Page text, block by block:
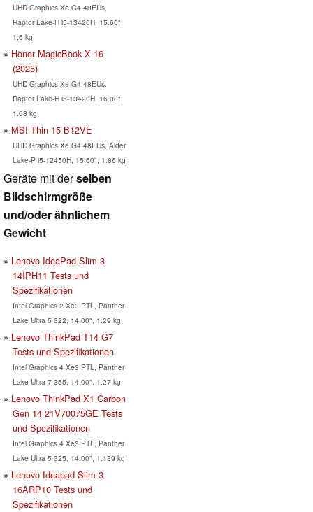
UHD Graphics Xe G4 48EUs,
Raptor Lake-H i5-13420H, 15.60",
1.6 kg
Honor MagicBook X 16
(2025)
UHD Graphics Xe G4 48EUs,
Raptor Lake-H i5-13420H, 16.00",
1.68 kg
MSI Thin 15 B12VE
UHD Graphics Xe G4 48EUs, Alder
Lake-P i5-12450H, 15.60", 1.86 kg
Geräte mit derselben
Bildschirmgröße
und/oder ähnlichem
Gewicht
Lenovo IdeaPad Slim 3
14IPH11 Tests und
Spezifikationen
Intel Graphics 2 Xe3 PTL, Panther
Lake Ultra 5 322, 14.00", 1.29 kg
Lenovo ThinkPad T14 G7
Tests und Spezifikationen
Intel Graphics 4 Xe3 PTL, Panther
Lake Ultra 7 355, 14.00", 1.27 kg
Lenovo ThinkPad X1 Carbon
Gen 14 21V70075GE Tests
und Spezifikationen
Intel Graphics 4 Xe3 PTL, Panther
Lake Ultra 5 325, 14.00", 1.139 kg
Lenovo Ideapad Slim 3
16ARP10 Tests und
Spezifikationen